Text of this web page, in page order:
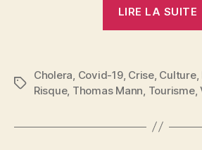
LIRE LA SUITE
Étiquettes
Cholera Covid-19, Crise, Culture,
Risque, Thomas Mann Tourisme,